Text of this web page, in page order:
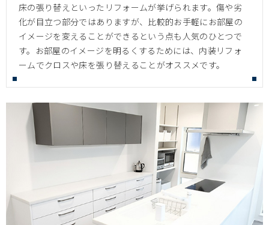
床の張り替えといったリフォームが挙げられます。傷や劣
化が目立つ部分ではありますが、比較的お手軽にお部屋の
イメージを変えることができるという点も人気のひとつで
す。お部屋のイメージを明るくするためには、内装リフォ
ームでクロスや床を張り替えることがオススメです。